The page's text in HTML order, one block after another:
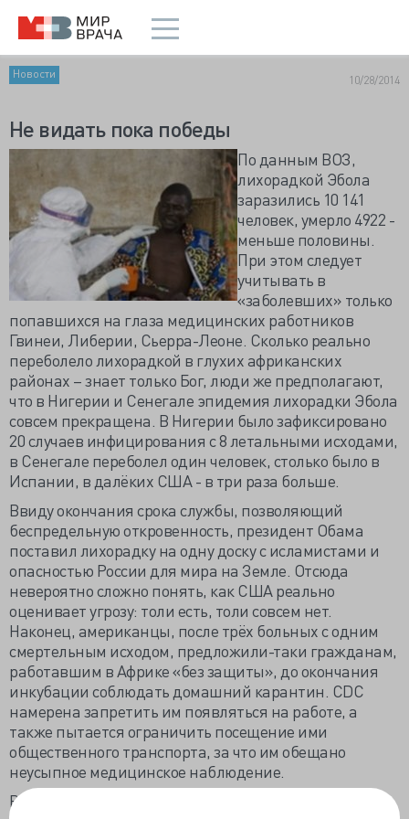
Новости 10/28/2014
Не видать пока победы
По данным ВОЗ,
лихорадкой Эбола
заразились 10 141
человек, умерло 4922 -
меньше половины.
При этом следует
учитывать в
«заболевших» только
попавшихся на глаза медицинских работников
Гвинеи, Либерии, Сьерра-Леоне. Сколько реально
переболело лихорадкой в глухих африканских
районах – знает только Бог, люди же предполагают,
что в Нигерии и Сенегале эпидемия лихорадки Эбола
совсем прекращена. В Нигерии было зафиксировано
20 случаев инфицирования с 8 летальными исходами,
в Сенегале переболел один человек, столько было в
Испании, в далёких США - в три раза больше.
Ввиду окончания срока службы, позволяющий
беспредельную откровенность, президент Обама
поставил лихорадку на одну доску с исламистами и
опасностью России для мира на Земле. Отсюда
невероятно сложно понять, как США реально
оценивает угрозу: толи есть, толи совсем нет.
Наконец, американцы, после трёх больных с одним
смертельным исходом, предложили-таки гражданам,
работавшим в Африке «без защиты», до окончания
инкубации соблюдать домашний карантин. CDC
намерена запретить им появляться на работе, а
также пытается ограничить посещение ими
общественного транспорта, за что им обещано
неусыпное медицинское наблюдение.
Ранее власти США пятью аэропортами ограничили